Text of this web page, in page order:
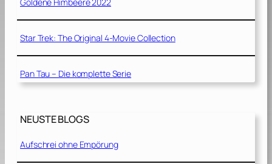
Star Trek: The Original 4-Movie Collection
Pan Tau – Die komplette Serie
NEUSTE BLOGS
Aufschrei ohne Empörung